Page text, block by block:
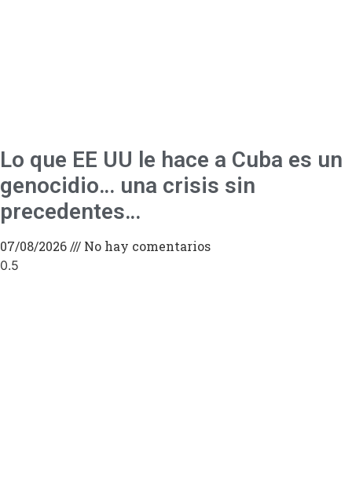
Lo que EE UU le hace a Cuba es un
genocidio… una crisis sin
precedentes…
07/08/2026 No hay comentarios